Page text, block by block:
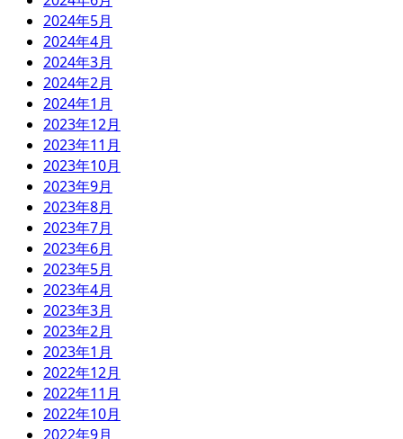
2024年5月
2024年4月
2024年3月
2024年2月
2024年1月
2023年12月
2023年11月
2023年10月
2023年9月
2023年8月
2023年7月
2023年6月
2023年5月
2023年4月
2023年3月
2023年2月
2023年1月
2022年12月
2022年11月
2022年10月
2022年9月